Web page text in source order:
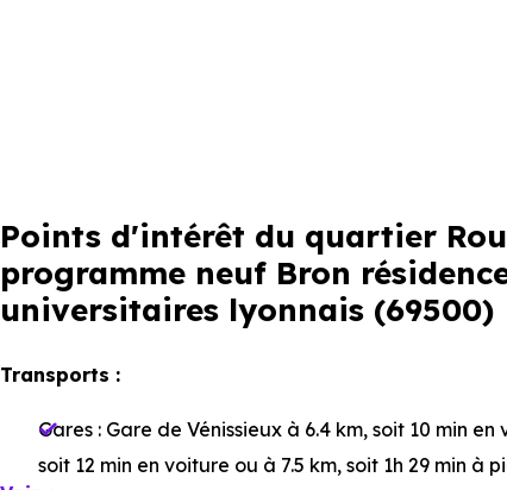
Points d'intérêt du quartier
programme neuf Bron
universitaires lyonnais (69500)
Transports :
Gares : Gare de Vénissieux à 6.4 km, soit 10 min en
soit 12 min en voiture ou à 7.5 km, soit 1h 29 min à